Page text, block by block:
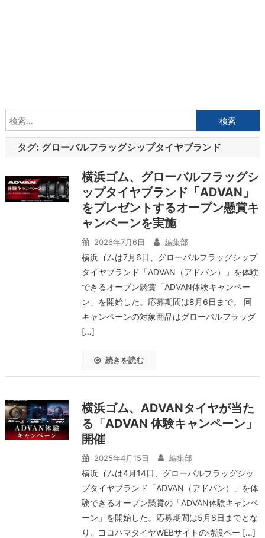
索:
タグ: グローバルフラッグシップタイヤブランド
横浜ゴム、グローバルフラッグシ
ップタイヤブランド「ADVAN」
をプレゼントするオープン懸賞キ
ャンペーンを実施
2026年7月6日 編集部
横浜ゴムは7月6日、グローバルフラッグシップ
タイヤブランド「ADVAN（アドバン）」を体験
できるオープン懸賞「ADVAN体験キャンペー
ン」を開始した。応募期間は8月6日まで。 同
キャンペーンの対象商品はグローバルフラッグ
[…]
続きを読む
横浜ゴム、ADVANタイヤが当た
る「ADVAN 体験キャンペーン」
開催
2025年4月15日 編集部
横浜ゴムは4月14日、グローバルフラッグシッ
プタイヤブランド「ADVAN（アドバン）」を体
験できるオープン懸賞の「ADVAN体験キャンペ
ーン」を開始した。応募期間は5月8日までとな
り、ヨコハマタイヤWEBサイトの特設ペー […]